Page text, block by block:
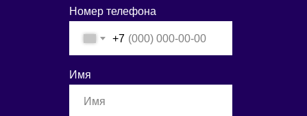
Номер телефона
+7
Имя